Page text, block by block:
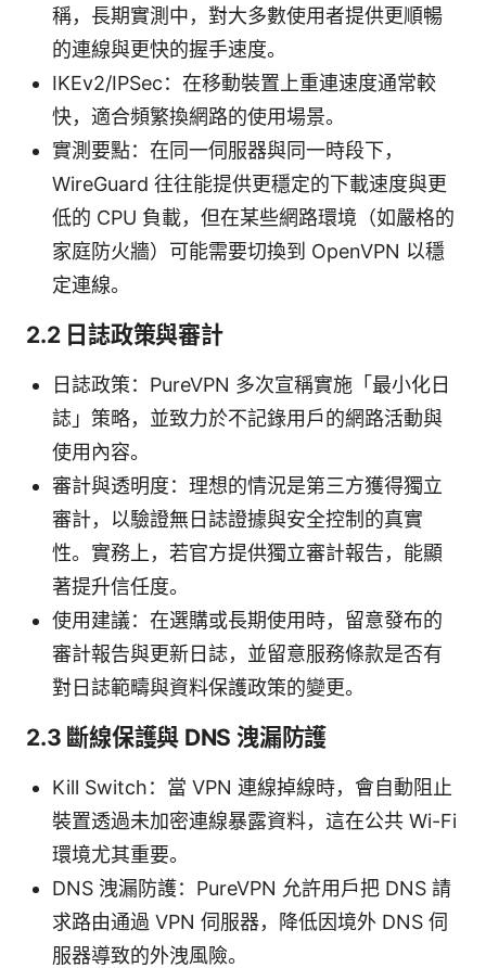
稱，長期實測中，對大多數使用者提供更順暢
的連線與更快的握手速度。
IKEv2/IPSec：在移動裝置上重連速度通常較
快，適合頻繁換網路的使用場景。
實測要點：在同一伺服器與同一時段下，
WireGuard 往往能提供更穩定的下載速度與更
低的 CPU 負載，但在某些網路環境（如嚴格的
家庭防火牆）可能需要切換到 OpenVPN 以穩
定連線。
2.2 日誌政策與審計
日誌政策：PureVPN 多次宣稱實施「最小化日
誌」策略，並致力於不記錄用戶的網路活動與
使用內容。
審計與透明度：理想的情況是第三方獲得獨立
審計，以驗證無日誌證據與安全控制的真實
性。實務上，若官方提供獨立審計報告，能顯
著提升信任度。
使用建議：在選購或長期使用時，留意發布的
審計報告與更新日誌，並留意服務條款是否有
對日誌範疇與資料保護政策的變更。
2.3 斷線保護與 DNS 洩漏防護
Kill Switch：當 VPN 連線掉線時，會自動阻止
裝置透過未加密連線暴露資料，這在公共 Wi-Fi
環境尤其重要。
DNS 洩漏防護：PureVPN 允許用戶把 DNS 請
求路由通過 VPN 伺服器，降低因境外 DNS 伺
服器導致的外洩風險。